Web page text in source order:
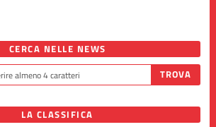
CERCA NELLE NEWS
LA CLASSIFICA